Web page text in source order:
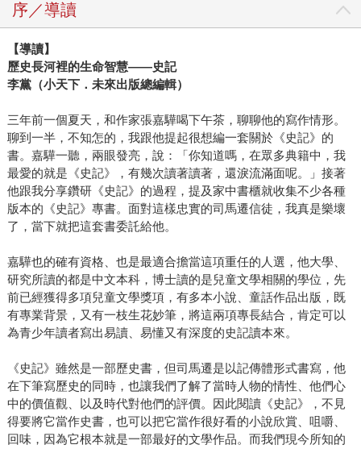
序／導讀
【導讀】
歷史長河裡的生命智慧——史記
李黨（小天下．未來出版總編輯）
三年前一個夏天，和作家張嘉驊喝下午茶，聊聊他的寫作情形。
聊到一半，不知怎的，我跟他提起很想編一套關於《史記》的
書。嘉驊一聽，兩眼發亮，說：「你知道嗎，在眾多典籍中，我
最愛的就是《史記》，有幾次讀著讀著，還淚流滿面呢。」接著
他跟我分享鑽研《史記》的過程，提及家中書櫃就收集不少各種
版本的《史記》專書。面對這樣忠實的司馬遷信徒，我真是樂壞
了，當下就把這套書委託給他。
嘉驊也的確有資格、也是最適合擔當這項重任的人選，他大學、
研究所讀的都是中文本科，博士讀的是兒童文學相關的學位，先
前已經獲得多項兒童文學獎項，有多本小說、童話作品出版，既
有專業背景，又有一枝生花妙筆，將這兩項專長結合，肯定可以
為青少年讀者寫出易讀、易懂又有深度的史記讀本來。
《史記》雖然是一部歷史書，但司馬遷是以記傳體形式書寫，他
在下筆寫歷史的同時，也讓我們了解了當時人物的情性、他們心
中的價值觀、以及時代對他們的評價。因此閱讀《史記》，不見
得要將它當作史書，也可以把它當作很好看的小說欣賞、咀嚼、
回味，因為它根本就是一部最好的文學作品。而我們現今所知的